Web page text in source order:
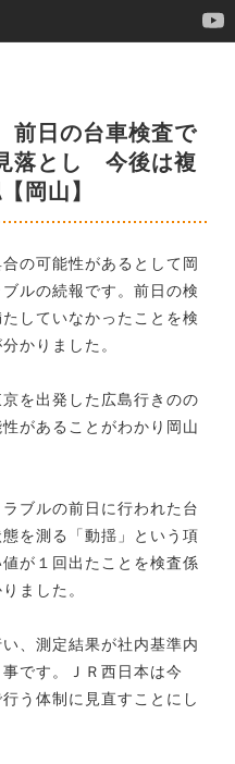
日の台車検査で
落とし 今後は複
岡山】
の可能性があるとして岡
ルの続報です。前日の検
していなかったことを検
かりました。
を出発した広島行きのの
があることがわかり岡山
ブルの前日に行われた台
を測る「動揺」という項
が１回出たことを検査係
ました。
、測定結果が社内基準内
です。ＪＲ西日本は今
う体制に見直すことにし